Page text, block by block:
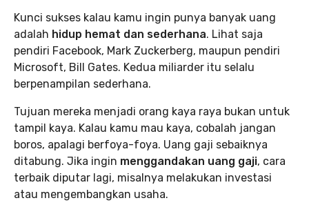
Kunci sukses kalau kamu ingin punya banyak uang
adalah hidup hemat dan sederhana. Lihat saja
pendiri Facebook, Mark Zuckerberg, maupun pendiri
Microsoft, Bill Gates. Kedua miliarder itu selalu
berpenampilan sederhana.
Tujuan mereka menjadi orang kaya raya bukan untuk
tampil kaya. Kalau kamu mau kaya, cobalah jangan
boros, apalagi berfoya-foya. Uang gaji sebaiknya
ditabung. Jika ingin menggandakan uang gaji, cara
terbaik diputar lagi, misalnya melakukan investasi
atau mengembangkan usaha.